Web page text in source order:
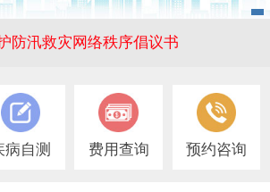
防汛救灾网络秩序倡议书
病自测 费用查询 预约咨询